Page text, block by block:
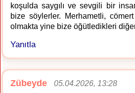
koşulda saygılı ve sevgili bir
bize söylerler. Merhametli,
olmakta yine bize öğütledikleri
Yanıtla
Zübeyde 05.04.2026, 13:28